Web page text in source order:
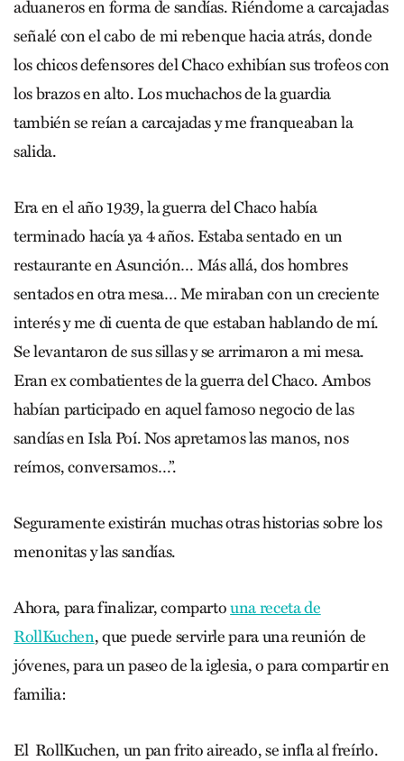
aduaneros en forma de sandías. Riéndome a carcajadas
señalé con el cabo de mi rebenque hacia atrás, donde
los chicos defensores del Chaco exhibían sus trofeos con
los brazos en alto. Los muchachos de la guardia
también se reían a carcajadas y me franqueaban la
salida.
Era en el año 1939, la guerra del Chaco había
terminado hacía ya 4 años. Estaba sentado en un
restaurante en Asunción… Más allá, dos hombres
sentados en otra mesa… Me miraban con un creciente
interés y me di cuenta de que estaban hablando de mí.
Se levantaron de sus sillas y se arrimaron a mi mesa.
Eran ex combatientes de la guerra del Chaco. Ambos
habían participado en aquel famoso negocio de las
sandías en Isla Poí. Nos apretamos las manos, nos
reímos, conversamos…”.
Seguramente existirán muchas otras historias sobre los
menonitas y las sandías.
Ahora, para finalizar, compartouna receta de
RollKuchen, que puede servirle para una reunión de
jóvenes, para un paseo de la iglesia, o para compartir en
familia:
El RollKuchen, un pan frito aireado, se infla al freírlo.